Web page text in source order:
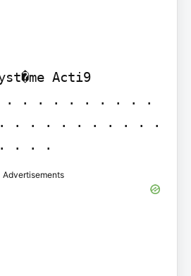
Acti9
. . . . . . . . . . .
. . . . . . . . . .
. . .
Advertisements